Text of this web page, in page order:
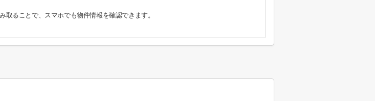
取ることで、スマホでも物件情報を確認できます。